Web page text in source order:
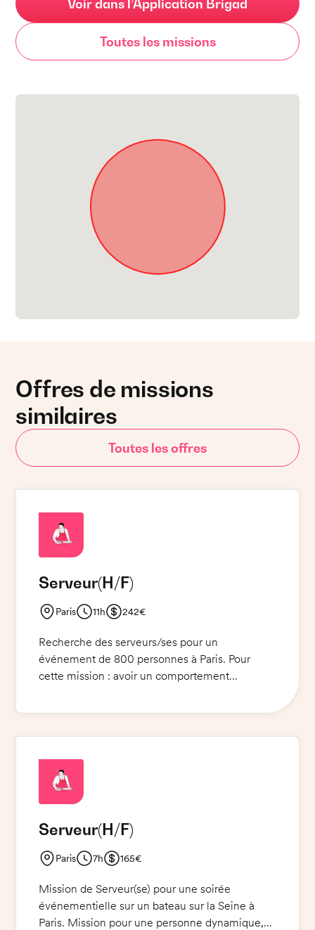
Voir dans l’Application Brigad
Toutes les missions
Offres de missions
similaires
Toutes les offres
Serveur(H/F)
Paris 11h 242€
Recherche des serveurs/ses pour un
événement de 800 personnes à Paris. Pour
cette mission : avoir un comportement
vestimentaire exigée est une cravate fine noire,
serveurs/ses doivent pouvoir préparer des
cocktails simples, des verres de vin et des
coupes de champagne.
Serveur(H/F)
Paris 7h 165€
Mission de Serveur(se) pour une soirée
événementielle sur un bateau sur la Seine à
Paris. Mission pour une personne dynamique,